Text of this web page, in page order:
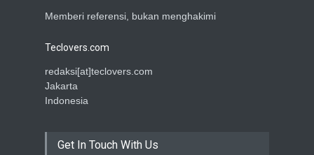
Memberi referensi, bukan menghakimi
Teclovers.com
redaksi[at]teclovers.com
Jakarta
Indonesia
Get In Touch With Us